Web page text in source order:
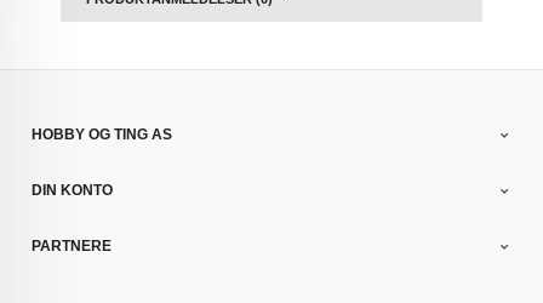
HOBBY OG TING AS
DIN KONTO
PARTNERE